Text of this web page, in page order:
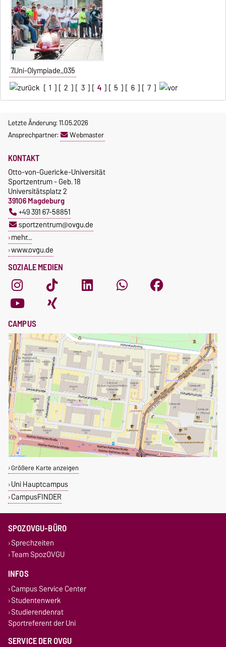
7.Uni-Olympiade_035
[ 1 ] [ 2 ] [ 3 ] [ 4 ] [ 5 ] [ 6 ] [ 7 ]
Letzte Änderung: 11.05.2026
Ansprechpartner:
Webmaster
SOZIALE MEDIEN
KONTAKT
Otto-von-Guericke-Universität
Sportzentrum - Geb. 18
Universitätsplatz 2
39106 Magdeburg
+49 391 67-58851
sportzentrum@ovgu.de
mehr…
www.ovgu.de
CAMPUS
Größere Karte anzeigen
Uni Hauptcampus
CampusFINDER
SPOZOVGU-BÜRO
Sprechzeiten
Team SpozOVGU
INFOS
Campus Service Center
Studentenwerk
Studierendenrat
Sportreferent der Uni
SERVICE DER OVGU